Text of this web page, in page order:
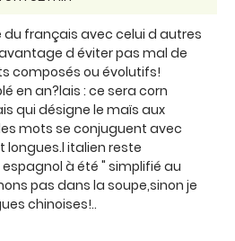
du français avec celui d autres
d éviter pas mal de
composés ou évolutifs!
en an?lais : ce sera corn
qui désigne le maïs aux
les mots se conjuguent avec
italien reste
à été " simplifié au
pas dans la soupe,sinon je
chinoises!..